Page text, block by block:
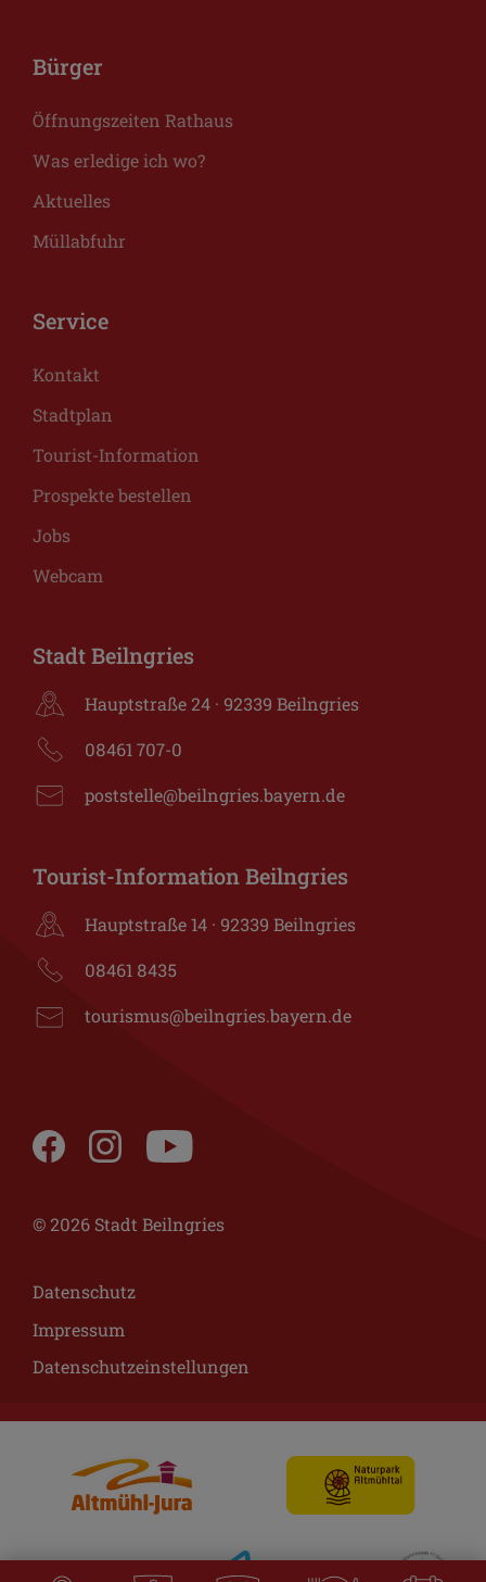
Bürger
Öffnungszeiten Rathaus
Was erledige ich wo?
Aktuelles
Müllabfuhr
Service
Kontakt
Stadtplan
Tourist-Information
Prospekte bestellen
Jobs
Webcam
Stadt Beilngries
Hauptstraße 24 · 92339 Beilngries
08461 707-0
poststelle@beilngries.bayern.de
Tourist-Information Beilngries
Hauptstraße 14 · 92339 Beilngries
08461 8435
tourismus@beilngries.bayern.de
© 2026 Stadt Beilngries
Datenschutz
Impressum
Datenschutzeinstellungen